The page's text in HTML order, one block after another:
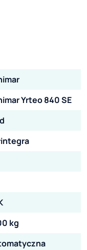
Yrteo 840 SE
kg